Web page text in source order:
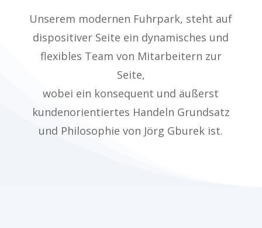
Unserem modernen Fuhrpark, steht auf
dispositiver Seite ein dynamisches und
flexibles Team von Mitarbeitern zur
Seite,
wobei ein konsequent und äußerst
kundenorientiertes Handeln Grundsatz
und Philosophie von Jörg Gburek ist.